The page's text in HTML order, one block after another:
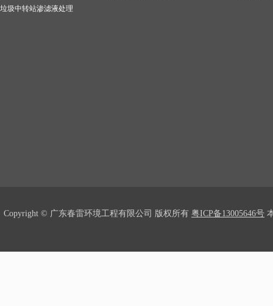
垃圾中转站渗滤液处理
Copyright © 广东春雷环境工程有限公司 版权所有 粤ICP备13005646号